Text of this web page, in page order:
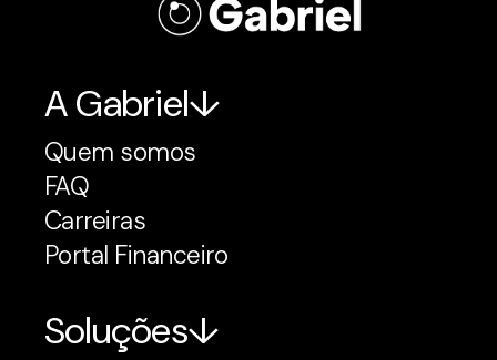
A Gabriel
Quem somos
FAQ
Carreiras
Portal Financeiro
Soluções